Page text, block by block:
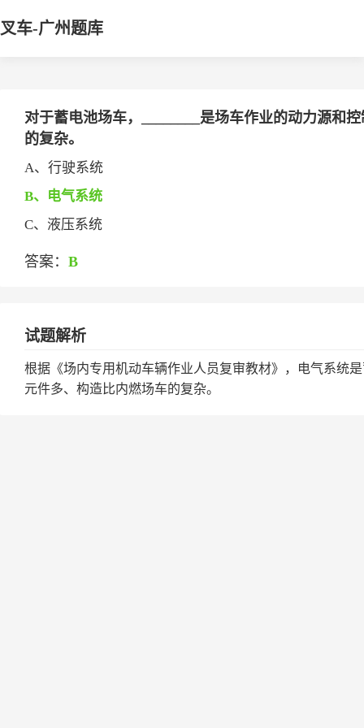
叉车-广州题库
对于蓄电池场车，________是场车作业的动力源和
的复杂。
A、行驶系统
B、电气系统
C、液压系统
答案： B
试题解析
根据《场内专用机动车辆作业人员复审教材》，电气系统
元件多、构造比内燃场车的复杂。